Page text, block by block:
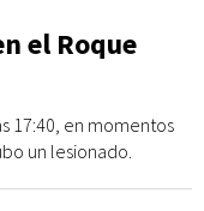
el Roque
17:40, en momentos
un lesionado.